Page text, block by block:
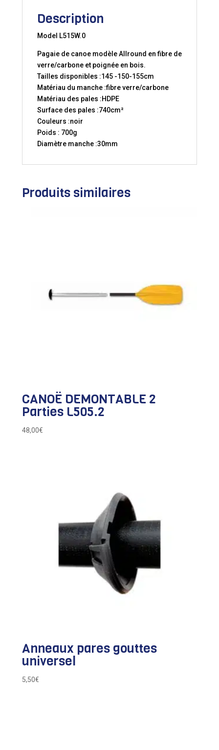
Description
Model L515W.0
Pagaie de canoe modèle Allround en fibre de
verre/carbone et poignée en bois.
Tailles disponibles :145 -150-155cm
Matériau du manche :fibre verre/carbone
Matériau des pales :HDPE
Surface des pales :740cm²
Couleurs :noir
Poids : 700g
Diamètre manche :30mm
Produits similaires
CANOË DEMONTABLE 2
Parties L505.2
48,00€
Anneaux pares gouttes
universel
5,50€